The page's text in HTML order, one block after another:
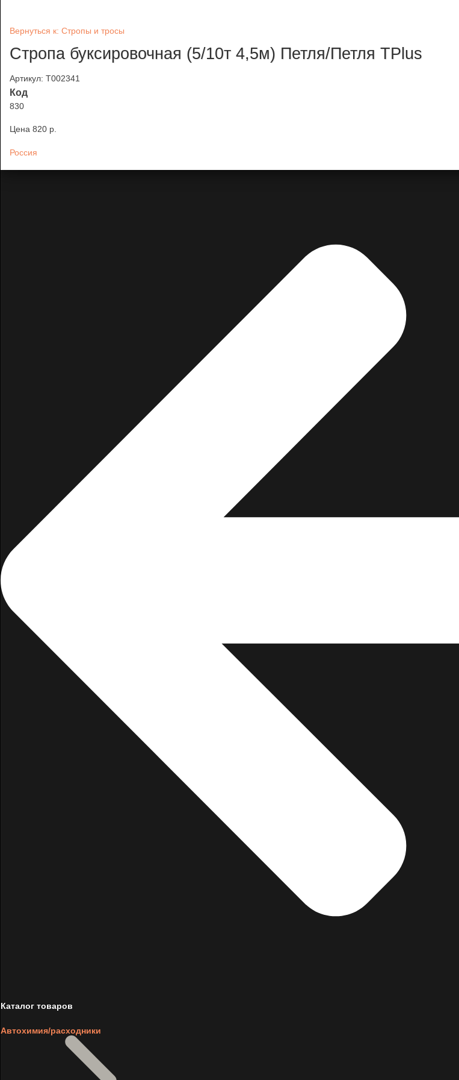
Вернуться к: Стропы и тросы
Стропа буксировочная (5/10т 4,5м) Петля/Петля TРlus
Артикул: Т002341
Код
830
Цена 820 p.
Россия
Каталог товаров
Автохимия/расходники